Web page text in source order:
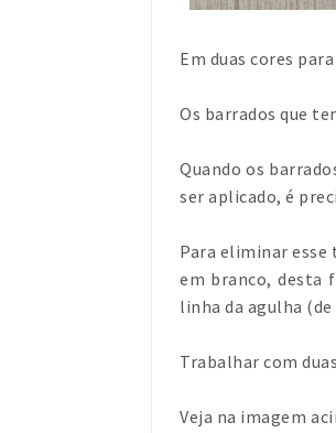
Em duas cores
Os barrados que
Quando os
ser aplicado, é
Para eliminar
em branco, desta
linha da agulha (de
Trabalhar com
Veja na imagem